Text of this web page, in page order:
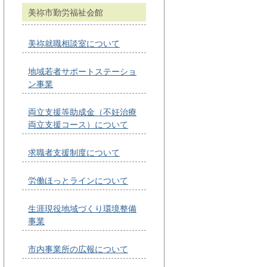
美祢市勤労福祉会館
美祢就職相談室について
地域若者サポートステーショ
ン事業
両立支援等助成金（不妊治療
両立支援コース）について
求職者支援制度について
労働ほっとラインについて
生涯現役地域づくり環境整備
事業
市内事業所の広報について